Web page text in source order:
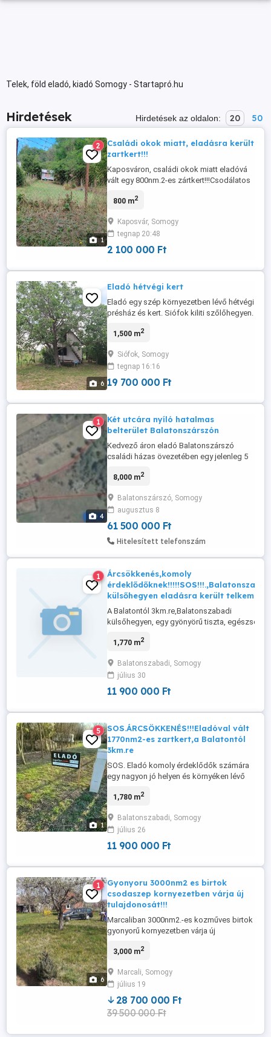
Telek, föld eladó, kiadó Somogy - Startapró.hu
Hirdetések Hirdetések az oldalon: 20 50
1
2
Családi okok miatt, eladásra került
zartkert!!!
Kaposváron, családi okok miatt eladóvá
vált egy 800nm.2-es zártkert!!!Csodálatos
egy körülbelül max száz méterre, a
természetvédelem alatt áll!!! Ára:2millió Ft.
Csak komoly érdeklődők jelentkezeset
várom!!!
800 m2
Kaposvár, Somogy
tegnap 20:48
2 100 000 Ft
6
Eladó hétvégi kert
Eladó egy szép környezetben lévő hétvégi
présház és kert. Siófok kiliti szőlőhegyen.
kilátás a balatonra. Víz, villany és pince
1,500 m2
Siófok, Somogy
tegnap 16:16
19 700 000 Ft
4
1
Két utcára nyíló hatalmas
belterület Balatonszárszón
Kedvező áron eladó Balatonszárszó
családi házas övezetében egy jelenleg 5
összefüggő terület, amely két
megközelíthető. A Dózsa György utcán
minden közmű megtalálható, a Törzsök
domb felől pedig áram és vezetékes víz
8,000 m2
Balatonszárszó, Somogy
augusztus 8
61 500 000 Ft
Hitelesített telefonszám
1
Árcsökkenés,komoly
külsőhegyen eladásra került telkem!!!
A Balatontól 3km.re,Balatonszabadi
külsőhegyen, egy gyönyörű tiszta,
cserjes,de csodálatos!!! A telken víz, (fúrt
összközműves, építési engedéllyel!!!
SOS.eladó,családi okok miatt!!! Minden
megoldás ...
1,770 m2
Balatonszabadi, Somogy
július 30
11 900 000 Ft
1
5
SOS.ÁRCSÖKKENÉS!!!Eladóval vált
1770nm2-es zartkert,a Balatontól
3km.re
SOS. Eladó komoly érdeklődők számára
egy nagyon jó helyen és környéken lévő
külsőhegy, kortefa utcában!!!Víz(fúrt
komoly érdeklődők jelentkezeset várom!!!
1,780 m2
Balatonszabadi, Somogy
július 26
11 900 000 Ft
6
1
Gyonyoru 3000nm2 es birtok
csodaszep kornyezetben várja új
tulajdonosát!!!
Marcaliban 3000nm2.-es kozműves birtok
gyonyorű kornyezetben várja új
felujitott pince,presház talalható!!! A
erdeklodok jelentkezését!!! In Marcali, a
3000 sq.m. earthenware estate awaits its
new owner in a pleasant environment!!! A
...
3,000 m2
Marcali, Somogy
július 19
28 700 000 Ft
39 500 000 Ft